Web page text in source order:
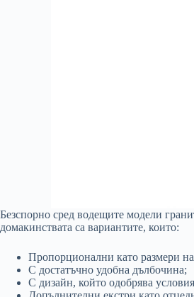
Безспорно сред водещите модели
домакинствата са вариантите, които:
Пропорционални като размери
С достатъчно удобна дълбочина;
С дизайн, който одобрява